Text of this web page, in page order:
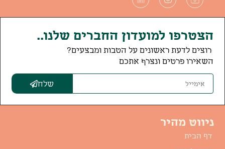
הצטרפו למועדון החברים שלנו..
רוצים לדעת ראשונים על הטבות ומבצעים?
השאירו פרטים ונצרף אתכם
שלח
ניווט מהיר
דף הבית